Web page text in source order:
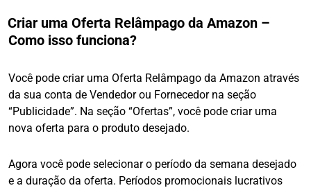
Criar uma Oferta Relâmpago da Amazon –
Como isso funciona?
Você pode criar uma Oferta Relâmpago da Amazon através
da sua conta de Vendedor ou Fornecedor na seção
“Publicidade”. Na seção “Ofertas”, você pode criar uma
nova oferta para o produto desejado.
Agora você pode selecionar o período da semana desejado
e a duração da oferta. Períodos promocionais lucrativos